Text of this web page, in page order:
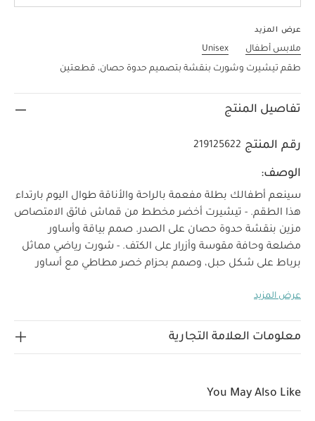
عرض المزيد
ملابس أطفال
Unisex
طقم تيشيرت وشورت بنقشة بتصميم حدوة حصان، قطعتين
تفاصيل المنتج
رقم المنتج 219125622
الوصف:
سينعم أطفالك بطلة مفعمة بالراحة والأناقة طوال اليوم بارتداء
هذا الطقم. - تيشيرت أخضر مخطط من قماش فائق الامتصاص
مزين بنقشة حدوة حصان على الصدر. صمم بياقة وأساور
مضلعة وحافة مقوسة وأزرار على الكتف. - شورت رياضي مماثل
برباط على شكل حبل، وصمم بحزام خصر مطاطي مع أساور
المنتج؟
خصائص المنتج؟
سينعم أطفالك بطلة مفعمة بالراحة
الكتف. - شورت رياضي مماثل برباط على شكل حبل، وصمم
عرض المزيد
معلومات العلامة التجارية
You May Also Like